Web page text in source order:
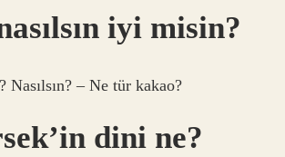
iyi misin?
Nasılsın? – Ne tür kakao?
dini ne?